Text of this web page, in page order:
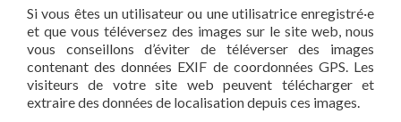
Si vous êtes un utilisateur ou une utilisatrice enregistré·e
et que vous téléversez des images sur le site web, nous
vous conseillons d’éviter de téléverser des images
contenant des données EXIF de coordonnées GPS. Les
visiteurs de votre site web peuvent télécharger et
extraire des données de localisation depuis ces images.